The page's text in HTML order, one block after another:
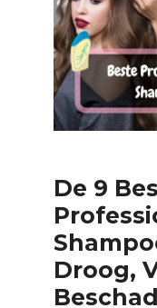
De 9
Droog,